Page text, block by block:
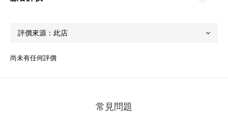
尚未有任何評價
常見問題